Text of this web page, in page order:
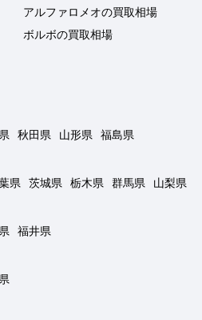
アルファロメオの買取相場
ボルボの買取相場
秋田県 山形県
福島県
県 茨城県 栃木県 群馬県
山梨県
福井県